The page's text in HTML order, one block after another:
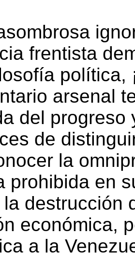
frentista
política,
arsenal
del progreso
de
la
prohibida en
destrucción
económica,
a la